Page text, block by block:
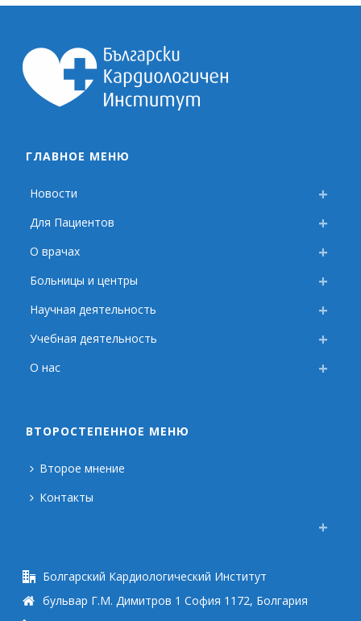
ГЛАВНОЕ МЕНЮ
Новости
Для Пациентов
О врачах
Больницы и центры
Научная деятельность
Учебная деятельность
О нас
ВТОРОСТЕПЕННОЕ МЕНЮ
Второе мнение
Контакты
Болгарский Кардиологический Институт
бульвар Г.М. Димитров 1 София 1172, Болгария